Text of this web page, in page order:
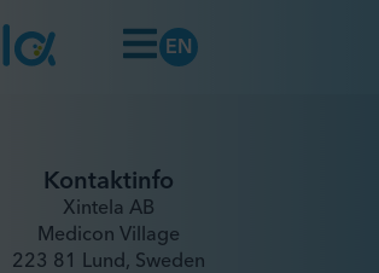
EN
Kontaktinfo
Xintela AB
Medicon Village
223 81 Lund, Sweden